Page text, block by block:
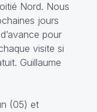
Nord. Nous
jours
pour
visite si
Guillaume
(05) et